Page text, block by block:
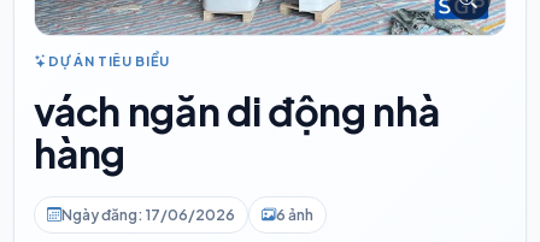
DỰ ÁN TIÊU BIỂU
vách ngăn di động nhà
hàng
Ngày đăng: 17/06/2026 6 ảnh